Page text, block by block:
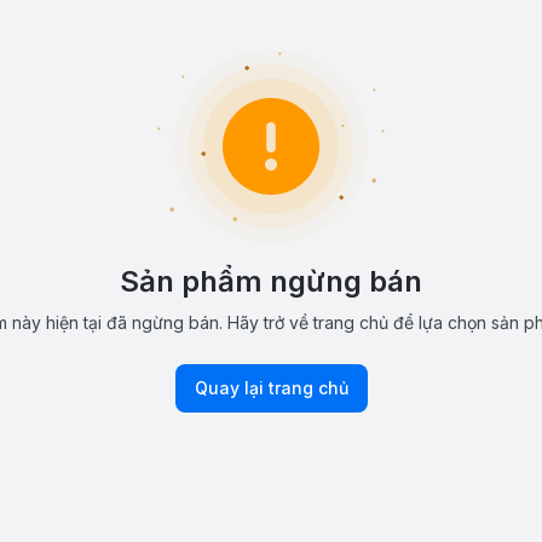
Sản phẩm ngừng bán
này hiện tại đã ngừng bán. Hãy trở về trang chủ để lựa chọn sản
Quay lại trang chủ